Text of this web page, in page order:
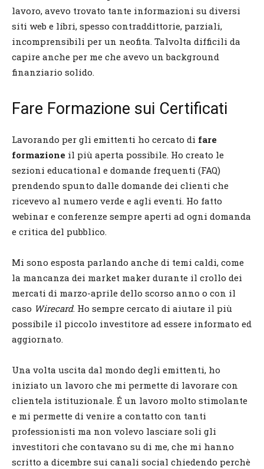
lavoro, avevo trovato tante informazioni su diversi
siti web e libri, spesso contraddittorie, parziali,
incomprensibili per un neofita. Talvolta difficili da
capire anche per me che avevo un background
finanziario solido.
Fare Formazione sui Certificati
Lavorando per gli emittenti ho cercato di fare
formazione il più aperta possibile. Ho creato le
sezioni educational e domande frequenti (FAQ)
prendendo spunto dalle domande dei clienti che
ricevevo al numero verde e agli eventi. Ho fatto
webinar e conferenze sempre aperti ad ogni domanda
e critica del pubblico.
Mi sono esposta parlando anche di temi caldi, come
la mancanza dei market maker durante il crollo dei
mercati di marzo-aprile dello scorso anno o con il
caso Wirecard. Ho sempre cercato di aiutare il più
possibile il piccolo investitore ad essere informato ed
aggiornato.
Una volta uscita dal mondo degli emittenti, ho
iniziato un lavoro che mi permette di lavorare con
clientela istituzionale. É un lavoro molto stimolante
e mi permette di venire a contatto con tanti
professionisti ma non volevo lasciare soli gli
investitori che contavano su di me, che mi hanno
scritto a dicembre sui canali social chiedendo perchè